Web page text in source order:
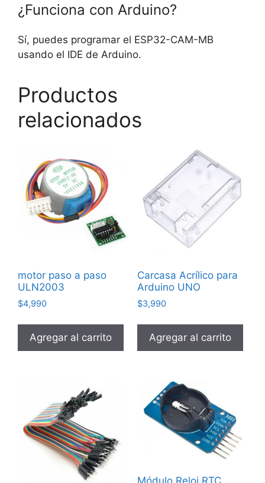
¿Funciona con Arduino?
Sí, puedes programar el ESP32-CAM-MB
usando el IDE de Arduino.
Productos
relacionados
motor paso a paso
ULN2003
$4,990
Agregar al carrito
Carcasa Acrílico para
Arduino UNO
$3,990
Agregar al carrito
Módulo Reloj RTC